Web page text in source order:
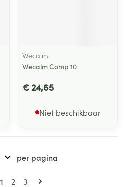
Wecalm
Wecalm Comp 10
€ 24,65
Niet beschikbaar
Pagina's
U lees momenteel pagina
1 Pagina
2 Pagina
3
per pagina